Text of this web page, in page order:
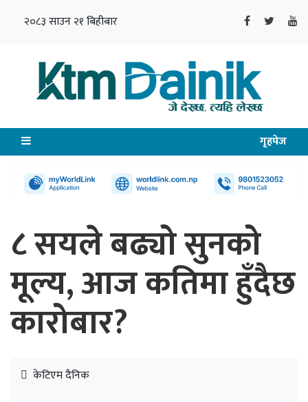
२०८३ साउन २१ बिहीबार
गृहपेज
८ सयले बढ्यो सुनको
मूल्य, आज कतिमा हुँदैछ
कारोबार?
केटिएम दैनिक